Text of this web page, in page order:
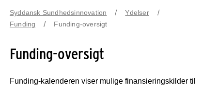
Syddansk Sundhedsinnovation
Ydelser
Funding
Funding-oversigt
Funding-oversigt
Funding-kalenderen viser mulige finansieringskilder til